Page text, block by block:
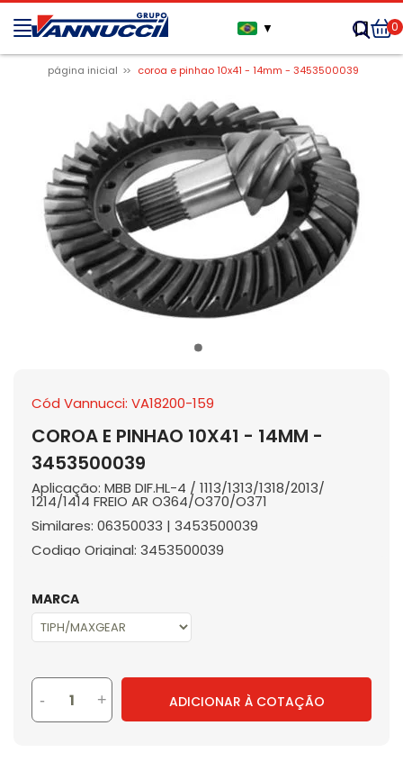
▼ 0
página inicial coroa e pinhao 10x41 - 14mm - 3453500039
Cód Vannucci: VA18200-159
COROA E PINHAO 10X41 - 14MM -
3453500039
Aplicação: MBB DIF.HL-4 / 1113/1313/1318/2013/
1214/1414 FREIO AR O364/O370/O371
Similares: 06350033 | 3453500039
Codigo Original: 3453500039
MARCA
- + ADICIONAR À COTAÇÃO